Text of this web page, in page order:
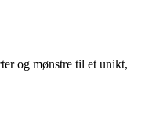
og mønstre til et unikt,